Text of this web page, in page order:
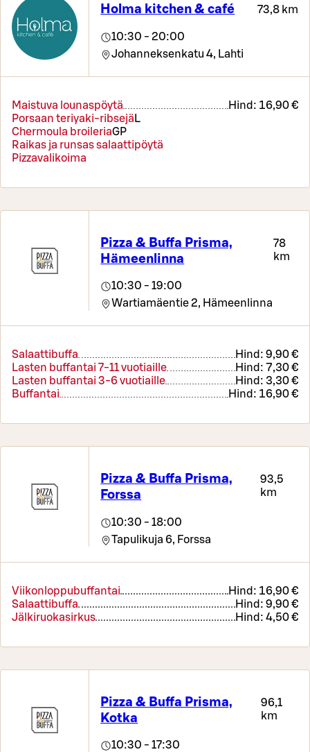
Holma kitchen & café 73,8 km
10:30 - 20:00
Johanneksenkatu 4, Lahti
Maistuva lounaspöytä Hind: 16,90 €
Porsaan teriyaki-ribsejä L
Chermoula broileriaGP
Raikas ja runsas salaattipöytä
Pizzavalikoima
Pizza & Buffa Prisma,
Hämeenlinna
78
km
10:30 - 19:00
Wartiamäentie 2, Hämeenlinna
Salaattibuffa Hind: 9,90 €
Lasten buffantai 7-11 vuotiaille
Hind: 7,30 €
Lasten buffantai 3-6 vuotiaille
Hind: 3,30 €
Buffantai
Hind: 16,90 €
Pizza & Buffa Prisma,
Forssa
93,5
km
10:30 - 18:00
Tapulikuja 6, Forssa
Viikonloppubuffantai Hind: 16,90 €
Salaattibuffa
Hind: 9,90 €
Jälkiruokasirkus
Hind: 4,50 €
Pizza & Buffa Prisma,
Kotka
96,1
km
10:30 - 17:30